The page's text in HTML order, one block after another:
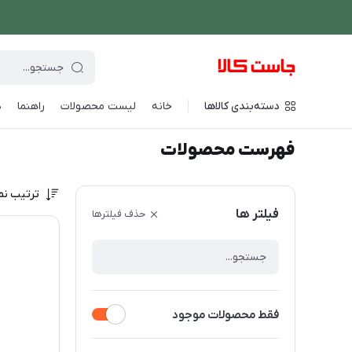
دسته‌بندی کالاها خانه لیست محصولات راهنما
فروشگاه اینترنتی جاست کالا فهرست محصولات
فهرست محصولات
فیلتر ها حذف فیلترها
فقط محصولات موجود
ترتیب